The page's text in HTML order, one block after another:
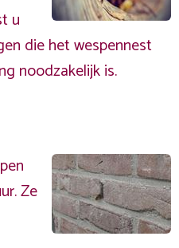
u
die het wespennest
noodzakelijk is.
Ze